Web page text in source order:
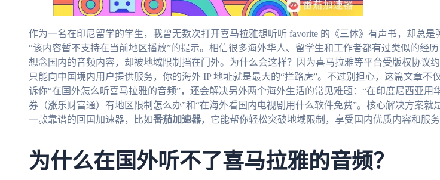
作为一名在印尼留学的学生，我曾无数次打开喜马拉雅想听听 favorite 的《三体》有声书，却总是
“该内容暂不支持在当前地区播放”的提示。相信很多海外华人、留学生和工作者都有过类似的经
想念国内的音频内容，却被地域限制挡在门外。为什么会这样？因为喜马拉雅等平台受版权协议约
只能向中国境内用户提供服务，你的海外 IP 地址就是最大的“拦路虎”。不过别担心，这篇文章不
诉你“在国外怎么听喜马拉雅的音频”，还会解决另外两个海外生活的常见难题：“在印度尼西亚用
券（涨乐财富通）有地区限制怎么办”和“在海外看国内电视剧用什么软件免费”。核心解决方案就
一款靠谱的回国加速器，比如番茄加速器，它能帮你轻松突破地域限制，享受国内优质内容和服务
为什么在国外听不了喜马拉雅的音频？